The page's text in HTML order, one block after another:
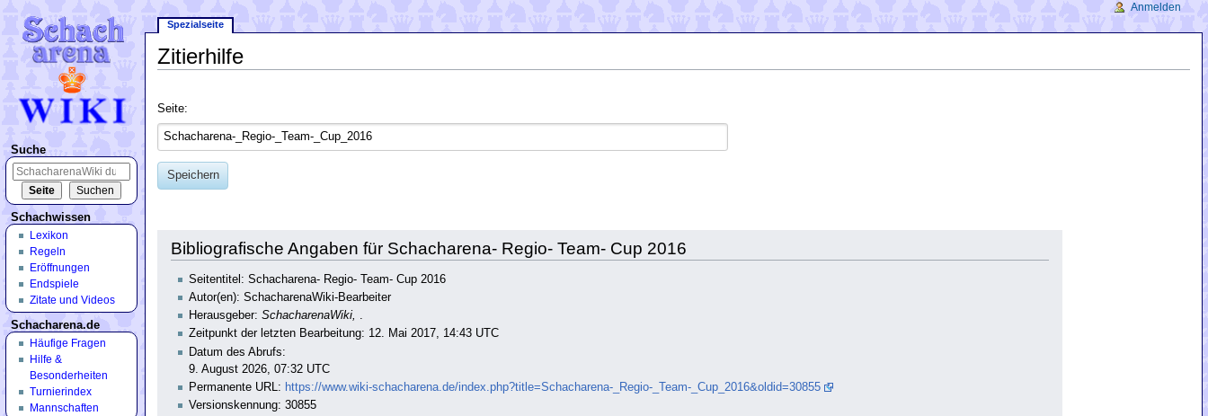
Zitierhilfe
Seite:
Speichern
Bibliografische Angaben für Schacharena- Regio- Team- Cup 2016
Seitentitel: Schacharena- Regio- Team- Cup 2016
Autor(en): SchacharenaWiki-Bearbeiter
Herausgeber: SchacharenaWiki, .
Zeitpunkt der letzten Bearbeitung: 12. Mai 2017, 14:43 UTC
Datum des Abrufs:
9. August 2026, 07:32 UTC
Permanente URL: https://www.wiki-schacharena.de/index.php?title=Schacharena-_Regio-_Team-_Cup_2016&oldid=30855
Versionskennung: 30855
Spezialseite
Anmelden
Suche
Schachwissen
Lexikon
Regeln
Eröffnungen
Endspiele
Zitate und Videos
Schacharena.de
Häufige Fragen
Hilfe &
Besonderheiten
Turnierindex
Mannschaften